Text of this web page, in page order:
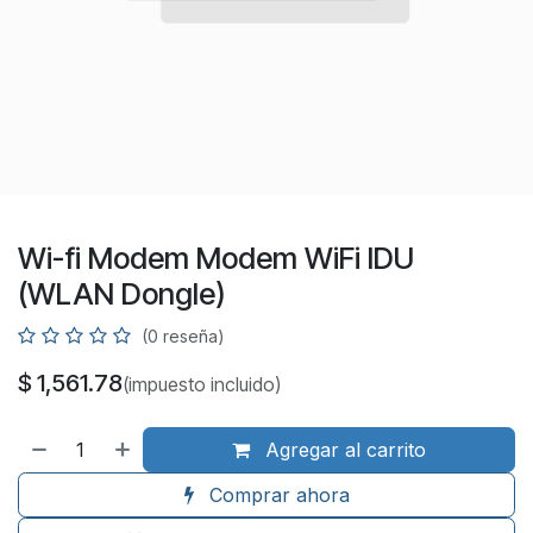
Wi-fi Modem Modem WiFi IDU
(WLAN Dongle)
(0 reseña)
$ 1,561.78(impuesto incluido)
Agregar al carrito
Comprar ahora